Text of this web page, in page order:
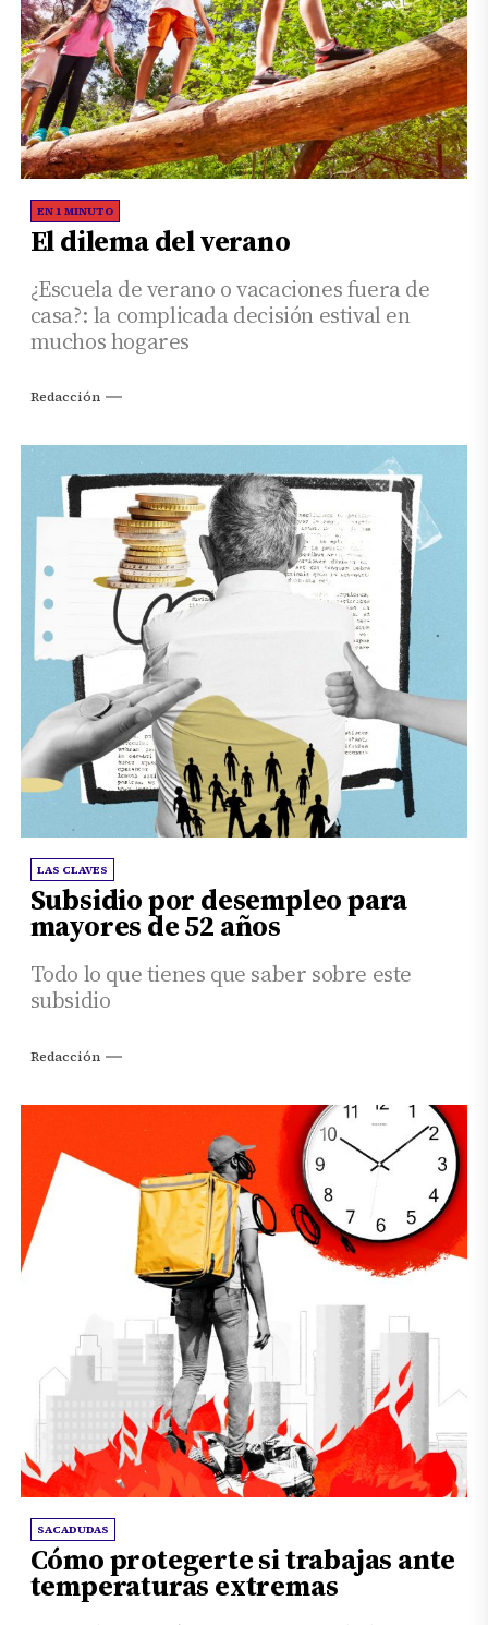
EN 1 MINUTO
El dilema del verano
¿Escuela de verano o vacaciones fuera de
casa?: la complicada decisión estival en
muchos hogares
Redacción
LAS CLAVES
Subsidio por desempleo para
mayores de 52 años
Todo lo que tienes que saber sobre este
subsidio
Redacción
SACADUDAS
Cómo protegerte si trabajas ante
temperaturas extremas